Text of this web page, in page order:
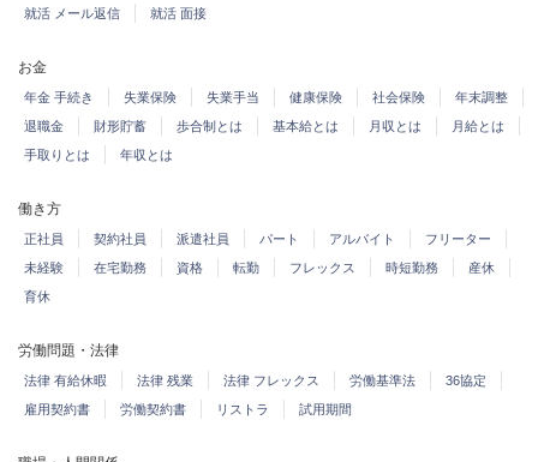
就活 メール返信
就活 面接
お金
年金 手続き 失業保険 失業手当 健康保険 社会保険
年末調整
退職金
財形貯蓄 歩合制とは 基本給とは 月収とは
月給とは
手取りとは
年収とは
働き方
正社員 契約社員 派遣社員 パート アルバイト
フリーター
未経験
在宅勤務 資格 転勤 フレックス 時短勤務
産休
育休
労働問題・法律
法律 有給休暇 法律 残業 法律 フレックス 労働基準法
36協定
雇用契約書
労働契約書 リストラ 試用期間